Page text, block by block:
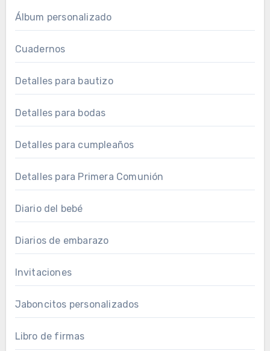
Álbum personalizado
Cuadernos
Detalles para bautizo
Detalles para bodas
Detalles para cumpleaños
Detalles para Primera Comunión
Diario del bebé
Diarios de embarazo
Invitaciones
Jaboncitos personalizados
Libro de firmas